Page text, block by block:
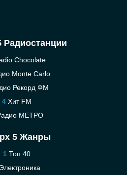
Радиостанции
Chocolate
Monte Carlo
Рекорд ФМ
Хит FM
МЕТРО
5 Жанры
Топ 40
Электроника